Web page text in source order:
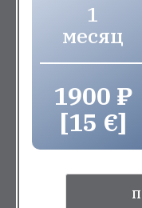
1
месяц
1900 ₽
[15 €]